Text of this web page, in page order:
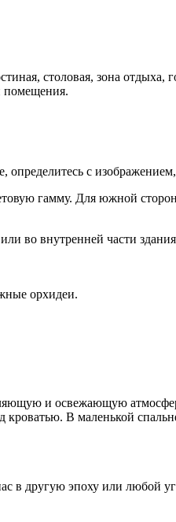
столовая, зона отдыха,
помещения.
с
гамму. Для южной
во внутренней части
орхидеи.
и освежающую
кроватью. В маленькой
в другую эпоху или любой